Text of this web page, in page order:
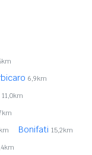
6,9km
11,0km
Bonifati 15,2km